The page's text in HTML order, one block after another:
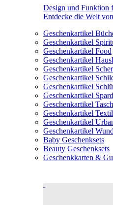
Design und Funktion
Entdecke die Welt
Geschenkartikel
Geschenkartikel
Geschenkartikel Food
Geschenkartikel
Geschenkartikel
Geschenkartikel
Geschenkartikel
Geschenkartikel
Geschenkartikel
Geschenkartikel
Geschenkartikel
Geschenkartikel
Baby Geschenksets
Beauty Geschenksets
Geschenkkarten &